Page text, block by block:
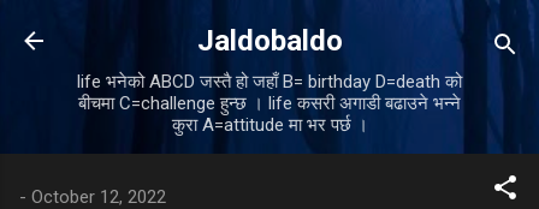
Skip to main content
Jaldobaldo
life भनेको ABCD जस्तै हो जहाँ B= birthday D=death को
बीचमा C=challenge हुन्छ । life कसरी अगाडी बढाउने भन्ने
कुरा A=attitude मा भर पर्छ ।
- October 12, 2022